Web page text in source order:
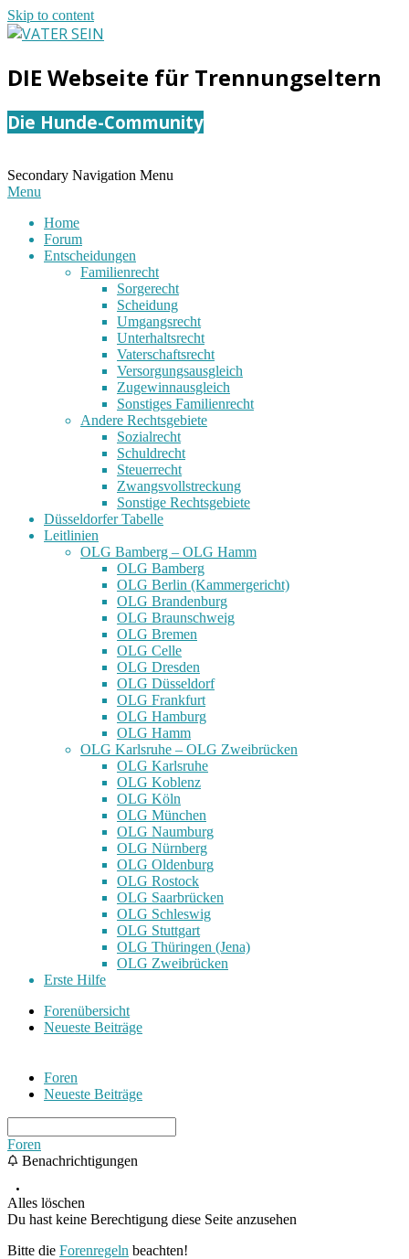
Skip to content
SEIN
DIE Webseite für Trennungseltern
Die Hunde-Community
Secondary Navigation Menu
Menu
Home
Forum
Entscheidungen
Familienrecht
Sorgerecht
Scheidung
Umgangsrecht
Unterhaltsrecht
Vaterschaftsrecht
Versorgungsausgleich
Zugewinnausgleich
Sonstiges Familienrecht
Andere Rechtsgebiete
Sozialrecht
Schuldrecht
Steuerrecht
Zwangsvollstreckung
Sonstige Rechtsgebiete
Düsseldorfer Tabelle
Leitlinien
OLG Bamberg – OLG Hamm
OLG Bamberg
OLG Berlin (Kammergericht)
OLG Brandenburg
OLG Braunschweig
OLG Bremen
OLG Celle
OLG Dresden
OLG Düsseldorf
OLG Frankfurt
OLG Hamburg
OLG Hamm
OLG Karlsruhe – OLG Zweibrücken
OLG Karlsruhe
OLG Koblenz
OLG Köln
OLG München
OLG Naumburg
OLG Nürnberg
OLG Oldenburg
OLG Rostock
OLG Saarbrücken
OLG Schleswig
OLG Stuttgart
OLG Thüringen (Jena)
OLG Zweibrücken
Erste Hilfe
Forenübersicht
Neueste Beiträge
Foren
Neueste Beiträge
Foren
Benachrichtigungen
Alles löschen
Du hast keine Berechtigung diese Seite anzusehen
Bitte die Forenregeln beachten!